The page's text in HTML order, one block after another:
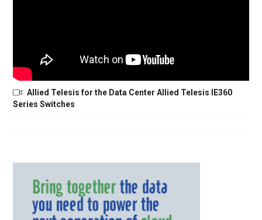
Allied Telesis for the Data Center Allied Telesis IE360
Series Switches